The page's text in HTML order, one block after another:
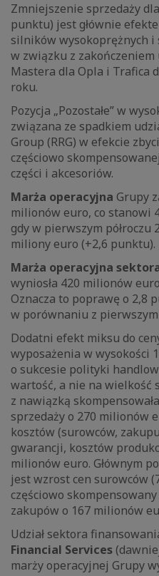
Zmniejszenie sprzedaży
punktu) jest głównie
silników wysokoprężnych
w związku z
Mastera dla Opla i Trafica
roku.
Pozycja „Pozostałe” w
związana ze spadkiem
Group (RRG) w efekcie
częściowo
części i akcesoriów.
Marża operacyjna Grupy
milionów euro, co stanowi
gdy w pierwszym półroczu
miliony euro (+2,6 punktu).
Marża operacyjna
wyniosła 420 milionów
Oznacza to poprawę o 2,8
w porównaniu z pierwszym
Dodatni efekt miksu do
wyposażenia w wysokości
o sukcesie polityki
wartość, a nie na wielkość
z nawiązką
sprzedaży o 270 milionów
kosztów (surowców,
gwarancji, kosztów
milionów euro. Głównym
jest wzrost cen surowców
częściowo
zakupów o 167 milionów
Udział sektora
Financial Services
marży operacyjnej Grupy